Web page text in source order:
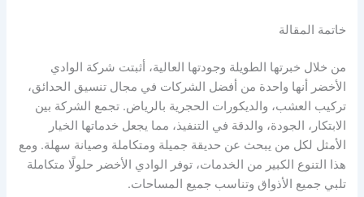
خاتمة المقالة
من خلال خبرتها الطويلة وجودتها العالية، أثبتت شركة الوادي
الأخضر أنها واحدة من أفضل الشركات في مجال تنسيق الحدائق،
تركيب العشب، والديكورات الحجرية بالرياض. تجمع الشركة بين
الابتكار، الجودة، والدقة في التنفيذ، مما يجعل خدماتها الخيار
الأمثل لكل من يبحث عن حديقة جميلة ومتكاملة وصيانة سهلة. ومع
هذا التنوع الكبير من الخدمات، توفر الوادي الأخضر حلولًا متكاملة
تلبي جميع الأذواق وتناسب جميع المساحات.